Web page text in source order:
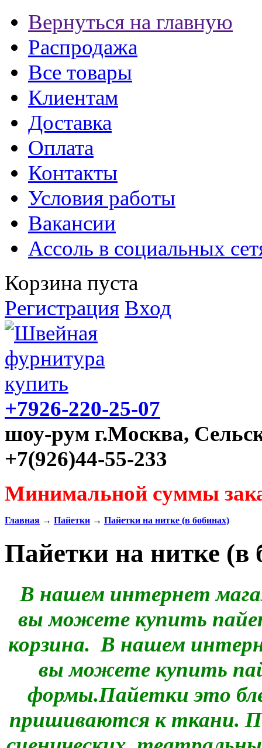
Вернуться на главную
Распродажа
Все товары
Клиентам
Доставка
Оплата
Контакты
Условия работы
Вакансии
Ассоль в социальных
Корзина пуста
Регистрация Вход
+7926-220-25-07
шоу-рум г.Москва,
+7(926)44-55-233
Минимальной суммы
Главная → Пайетки → Пайетки на нитке (в бобинах)
Пайетки на нитке (в
В нашем интернет
вы можете купить
корзина. В нашем
вы можете купить
формы.Пайетки это
пришиваются к ткани.